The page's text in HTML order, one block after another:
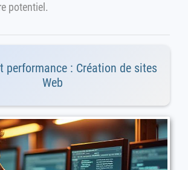
potentiel.
performance : Création de sites
Web